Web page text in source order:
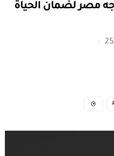
مصر لضمان الحياة